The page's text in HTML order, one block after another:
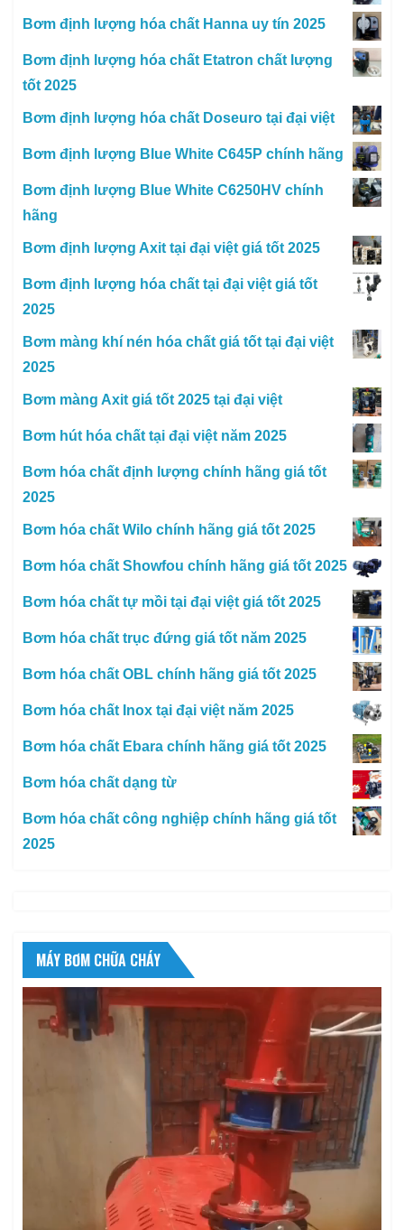
Bơm định lượng hóa chất Hanna uy tín 2025
Bơm định lượng hóa chất Etatron chất lượng
tốt 2025
Bơm định lượng hóa chất Doseuro tại đại việt
Bơm định lượng Blue White C645P chính hãng
Bơm định lượng Blue White C6250HV chính
hãng
Bơm định lượng Axit tại đại việt giá tốt 2025
Bơm định lượng hóa chất tại đại việt giá tốt
2025
Bơm màng khí nén hóa chất giá tốt tại đại việt
2025
Bơm màng Axit giá tốt 2025 tại đại việt
Bơm hút hóa chất tại đại việt năm 2025
Bơm hóa chất định lượng chính hãng giá tốt
2025
Bơm hóa chất Wilo chính hãng giá tốt 2025
Bơm hóa chất Showfou chính hãng giá tốt 2025
Bơm hóa chất tự mồi tại đại việt giá tốt 2025
Bơm hóa chất trục đứng giá tốt năm 2025
Bơm hóa chất OBL chính hãng giá tốt 2025
Bơm hóa chất Inox tại đại việt năm 2025
Bơm hóa chất Ebara chính hãng giá tốt 2025
Bơm hóa chất dạng từ
Bơm hóa chất công nghiệp chính hãng giá tốt
2025
MÁY BƠM CHỮA CHÁY
Trình
chơi